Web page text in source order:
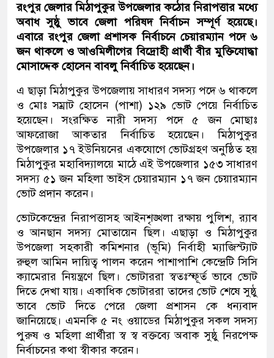
রংপুর জেলার মিঠাপুকুর উপজেলার কঠোর নিরাপত্তার মধ্যে
অবাধ সুষ্ঠু ভাবে জেলা পরিষদ নির্বাচন সম্পূর্ণ হয়েছে।
এবারে রংপুর জেলা প্রশাসক নির্বাচনে চেয়ারম্যান পদে ৬
জন থাকলে ও আওমিলীগের বিদ্রোহী প্রার্থী বীর মুক্তিযোদ্ধা
মোসাদ্দেক হোসেন বাবলু নির্বাচিত হয়েছেন।
এ ছাড়া মিঠাপুকুর উপজেলায় সাধারণ সদস্য পদে ৬ থাকলে
ও মোঃ সম্রাট হোসেন (পাশা) ১২৯ ভোট পেয়ে নির্বাচিত
হয়েছেন। সংরক্ষিত নারী সদস্য পদে ৫ জন মোছাঃ
আফরোজা আকতার নির্বাচিত হয়েছেন। মিঠাপুকুর
উপজেলার ১৭ ইউনিয়নের একযোগে ভোটগ্রহণ অনুষ্ঠিত হয়
মিঠাপুকুর মহাবিদ্যালয়ে মাঠে এই উপজেলার ১৫৩ সাধারণ
সদস্য ৫১ জন মহিলা ভাইস চেয়ারম্যান ১৭ জন চেয়ারম্যান
ভোট প্রদান করেন।
ভোটকেন্দ্রের নিরাপত্তাসহ আইনশৃঙ্খলা রক্ষায় পুলিশ, র্যাব
ও আনছান সদস্য মোতায়েন ছিল। এছাড়া ও মিঠাপুকুর
উপজেলা সহকারী কমিশনার (ভূমি) নির্বাহী ম্যাজিস্ট্যাট
রুহুল আমিন দায়িত্ব পালন করেন পাশাপাশি কেন্দ্রেটি সিসি
ক্যামেরার নিয়ন্ত্রণে ছিল। ভোটাররা স্বতঃস্ফূর্ত ভাবে ভোট
দিতে দেখা যায়। একাধিক ভোটাররা তাদের ভোট শেষে সুষ্ঠু
ভাবে ভোট দিতে পেরে জেলা প্রশাসন কে ধন্যবাদ
জানিয়েছে। এমনকি ৫ নং ওয়াডের মিঠাপুকুর সকল সদস্য
পুরুষ ও মহিলা প্রার্থীরা স্ব স্ব বক্তব্যে অবাক সুষ্ঠু নিরপেক্ষ
নির্বাচনের কথা স্বীকার করেন।